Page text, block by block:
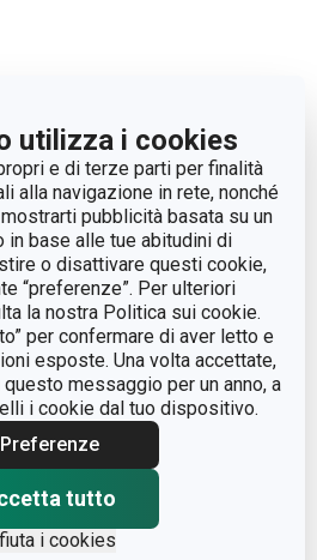
utilizza i cookies
e di terze parti per finalità
alla navigazione in rete, nonché
pubblicità basata su un
in base alle tue abitudini di
o disattivare questi cookie,
“preferenze”. Per ulteriori
la nostra Politica sui cookie.
per confermare di aver letto e
esposte. Una volta accettate,
messaggio per un anno, a
i cookie dal tuo dispositivo.
Preferenze
tutto
i cookies
Coltello arrosto AZZA
21 cm
Visualizza